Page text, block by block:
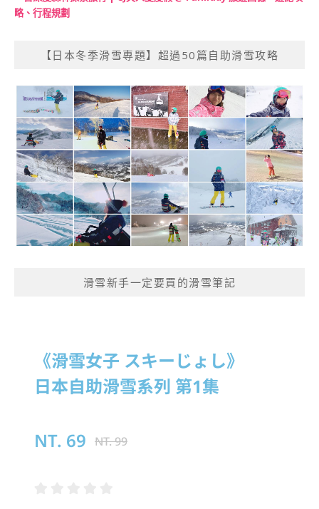
略、行程規劃
【日本冬季滑雪專題】超過50篇自助滑雪攻略
滑雪新手一定要買的滑雪筆記